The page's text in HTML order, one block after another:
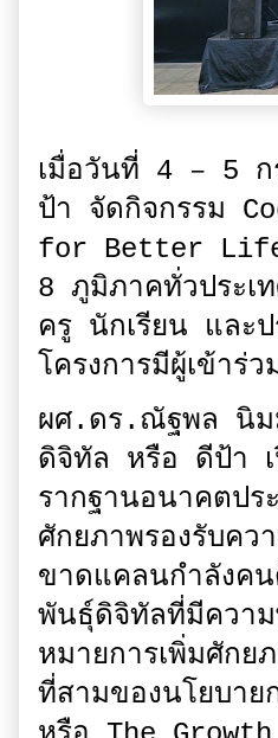
เมื่อวันที่ 4 – 5
ป้า จัดกิจกรรม
for Better Life
8 ภูมิภาคทั่วประเ
ครู นักเรียน และป
โครงการมีผู้เข้า
ผศ.ดร.ณัฐพล นิมม
ดิจิทัล หรือ ดีป้า
รากฐานอนาคตปร
ศักยภาพรองรับค
ขาดแคลนกำลังคน
พันธุ์ดิจิทัลที่มีความ
หมายการเพิ่มศัก
ที่สามของนโยบาย